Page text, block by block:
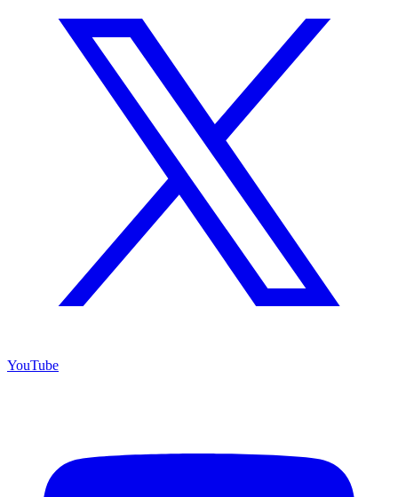
YouTube